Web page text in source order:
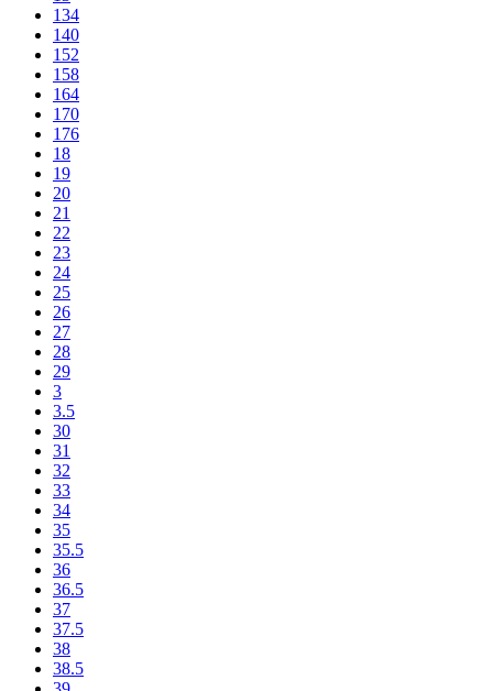
134
140
152
158
164
170
176
18
19
20
21
22
23
24
25
26
27
28
29
3
3.5
30
31
32
33
34
35
35.5
36
36.5
37
37.5
38
38.5